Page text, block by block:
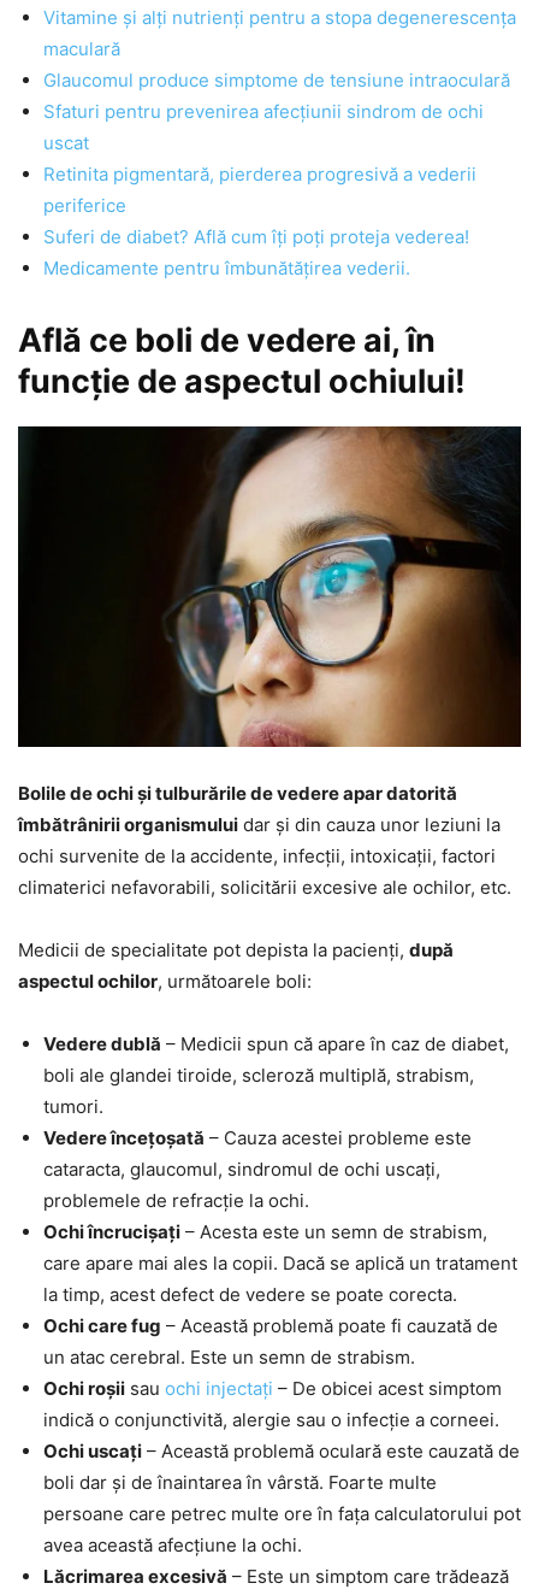
Vitamine și alți nutrienți pentru a stopa degenerescența
maculară
Glaucomul produce simptome de tensiune intraoculară
Sfaturi pentru prevenirea afecțiunii sindrom de ochi
uscat
Retinita pigmentară, pierderea progresivă a vederii
periferice
Suferi de diabet? Află cum îți poți proteja vederea!
Medicamente pentru îmbunătățirea vederii.
Află ce boli de vedere ai, în
funcție de aspectul ochiului!
Bolile de ochi și tulburările de vedere apar datorită
îmbătrânirii organismului dar și din cauza unor leziuni la
ochi survenite de la accidente, infecții, intoxicații, factori
climaterici nefavorabili, solicitării excesive ale ochilor, etc.
Medicii de specialitate pot depista la pacienți, după
aspectul ochilor, următoarele boli:
Vedere dublă – Medicii spun că apare în caz de diabet,
boli ale glandei tiroide, scleroză multiplă, strabism,
tumori.
Vedere încețoșată – Cauza acestei probleme este
cataracta, glaucomul, sindromul de ochi uscați,
problemele de refracție la ochi.
Ochi încrucișați – Acesta este un semn de strabism,
care apare mai ales la copii. Dacă se aplică un tratament
la timp, acest defect de vedere se poate corecta.
Ochi care fug – Această problemă poate fi cauzată de
un atac cerebral. Este un semn de strabism.
Ochi roșii sau ochi injectați – De obicei acest simptom
indică o conjunctivită, alergie sau o infecție a corneei.
Ochi uscați – Această problemă oculară este cauzată de
boli dar și de înaintarea în vârstă. Foarte multe
persoane care petrec multe ore în fața calculatorului pot
avea această afecțiune la ochi.
Lăcrimarea excesivă – Este un simptom care trădează